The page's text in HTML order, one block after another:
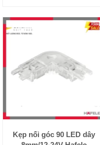
Kẹp nối góc 90 LED dây